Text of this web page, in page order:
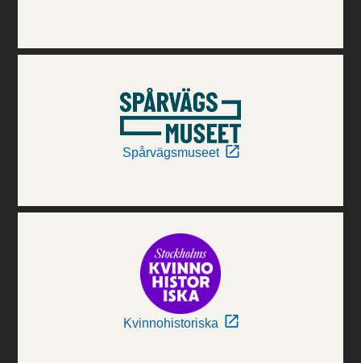
Spårvägsmuseet
Kvinnohistoriska